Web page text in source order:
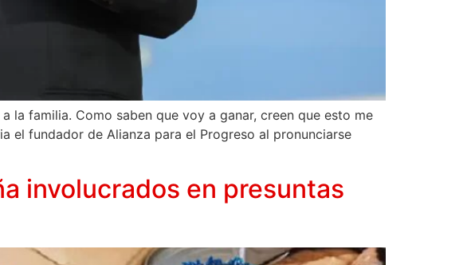
la familia. Como saben que voy a ganar, creen que esto me
el fundador de Alianza para el Progreso al pronunciarse
involucrados en presuntas